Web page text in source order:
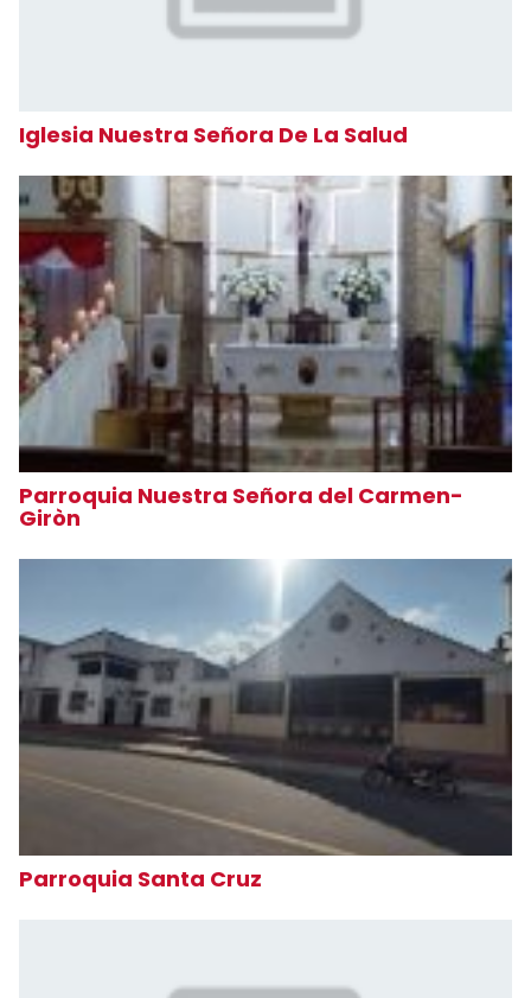
Iglesia Nuestra Señora De La Salud
Parroquia Nuestra Señora del Carmen-
Giròn
Parroquia Santa Cruz